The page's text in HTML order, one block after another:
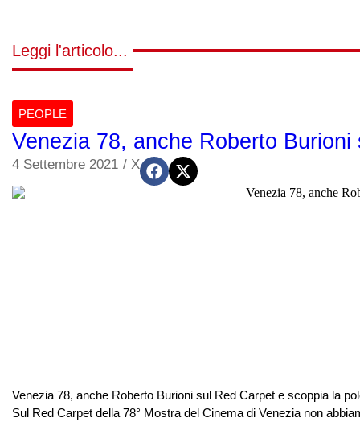
Leggi l'articolo...
PEOPLE
Venezia 78, anche Roberto
4 Settembre 2021 / X
Venezia 78, anche Roberto Burioni sul Red Carpet e scoppia la
Sul Red Carpet della 78° Mostra del Cinema di Venezia non